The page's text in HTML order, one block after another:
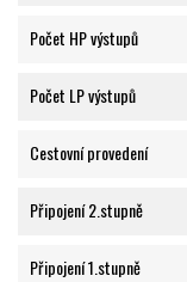
Počet HP výstupů
Počet LP výstupů
Cestovní provedení
Připojení 2.stupně
Připojení 1.stupně